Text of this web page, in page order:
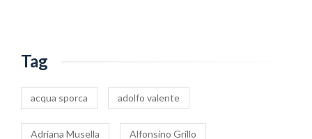
Tag
acqua sporca adolfo valente
Adriana Musella Alfonsino Grillo